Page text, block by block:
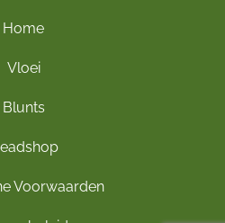
Home
Vloei
Blunts
Voorwaarden